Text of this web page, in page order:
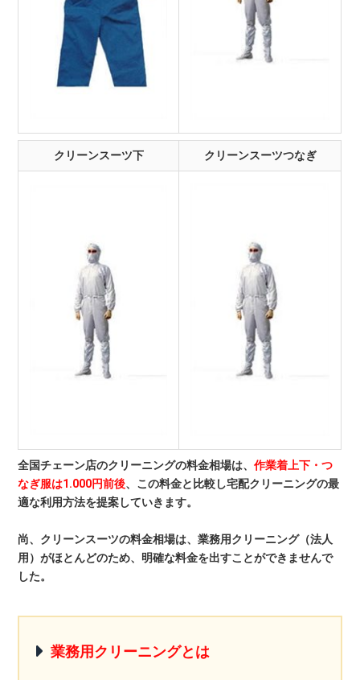
クリーンスーツ下 クリーンスーツつなぎ
全国チェーン店のクリーニングの料金相場は、作業着上下・つ
なぎ服は1.000円前後、この料金と比較し宅配クリーニングの最
適な利用方法を提案していきます。
尚、クリーンスーツの料金相場は、業務用クリーニング（法人
用）がほとんどのため、明確な料金を出すことができませんで
した。
業務用クリーニングとは